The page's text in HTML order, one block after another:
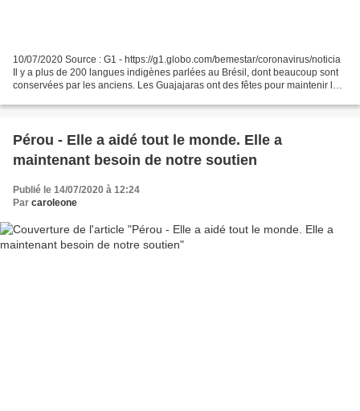
10/07/2020 Source : G1 - https://g1.globo.com/bemestar/coronavirus/noticia
Il y a plus de 200 langues indigènes parlées au Brésil, dont beaucoup sont
conservées par les anciens. Les Guajajaras ont des fêtes pour maintenir la
Pérou - Elle a aidé tout le monde. Elle a
maintenant besoin de notre soutien
Publié le 14/07/2020 à 12:24
Par caroleone